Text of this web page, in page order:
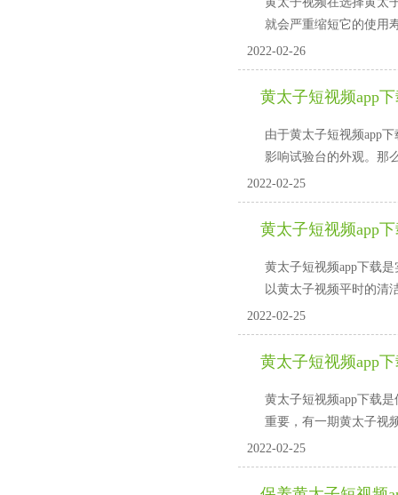
就会严重缩短它的使用寿
2022-02-26
黄太子短视频app
由于黄太子短视频app下
影响试验台的外观。
2022-02-25
黄太子短视频app
黄太子短视频app下载是
以黄太子视频平时的清洁
2022-02-25
黄太子短视频app
黄太子短视频app下载是
重要，有一期黄太子视
2022-02-25